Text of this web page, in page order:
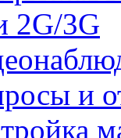
2G/3G
и